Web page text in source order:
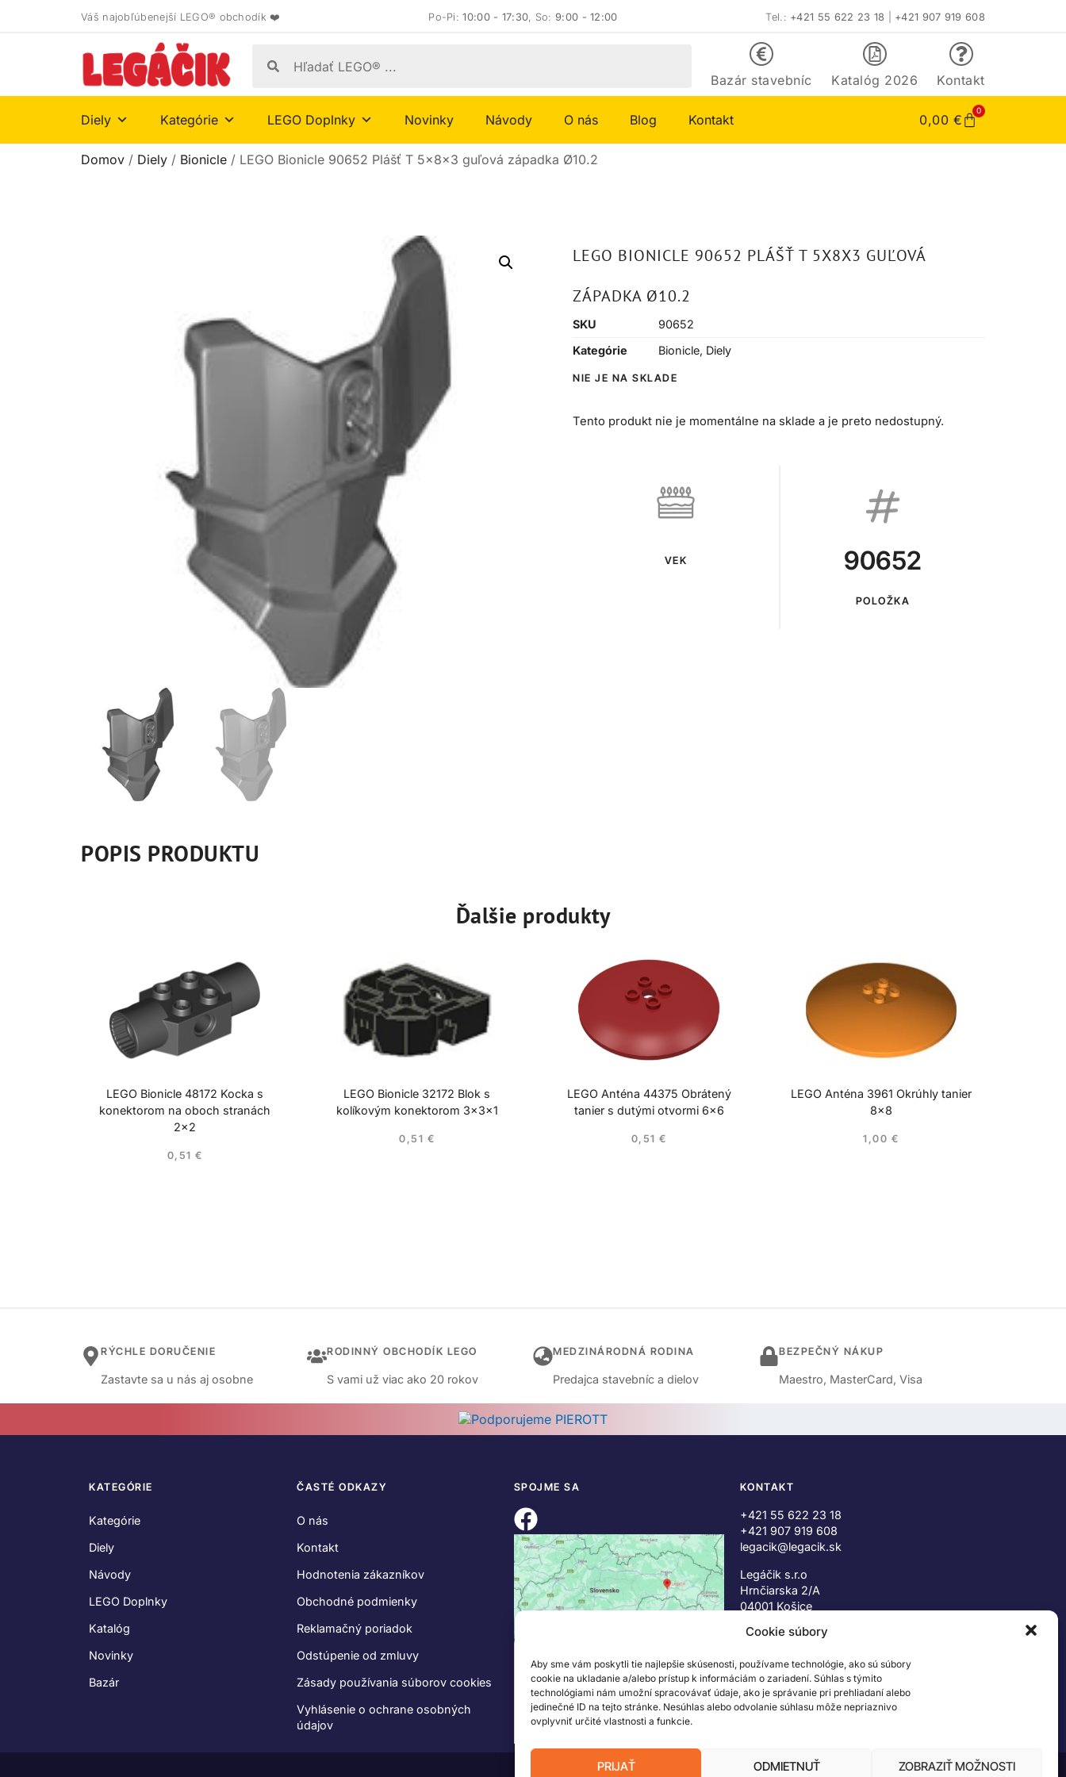
Cookie súbory
Aby sme vám poskytli tie najlepšie skúsenosti, používame technológie, ako sú súbory
cookie na ukladanie a/alebo prístup k informáciám o zariadení. Súhlas s týmito
technológiami nám umožní spracovávať údaje, ako je správanie pri prehliadaní alebo
jedinečné ID na tejto stránke. Nesúhlas alebo odvolanie súhlasu môže nepriaznivo
ovplyvniť určité vlastnosti a funkcie.
PRIJAŤ ODMIETNUŤ ZOBRAZIŤ MOŽNOSTI
Váš najobľúbenejší LEGO® obchodík ❤️ Po-Pi:10:00 - 17:30, So:9:00 - 12:00 Tel.: +421 55 622 23 18 +421 907 919 608
Bazár stavebníc Katalóg 2026 Kontakt
Diely Kategórie LEGO Doplnky Novinky Návody O nás Blog Kontakt 0,00 €
0
Domov / Diely / Bionicle / LEGO Bionicle 90652 Plášť T 5x8x3 guľová západka Ø10.2
LEGO BIONICLE 90652 PLÁŠŤ T 5X8X3 GUĽOVÁ
ZÁPADKA Ø10.2
SKU
90652
Kategórie
Bionicle, Diely
NIE JE NA SKLADE
Tento produkt nie je momentálne na sklade a je preto nedostupný.
VEK 90652
POLOŽKA
POPIS PRODUKTU
Ďalšie produkty
LEGO Bionicle 48172 Kocka s
konektorom na oboch stranách
2×2
0,51€
LEGO Bionicle 32172 Blok s
kolíkovým konektorom 3x3x1
0,51 €
LEGO Anténa 44375 Obrátený
tanier s dutými otvormi 6×6
0,51€
LEGO Anténa 3961 Okrúhly tanier
8×8
1,00 €
RÝCHLE DORUČENIE
Zastavte sa u nás aj osobne
RODINNÝ OBCHODÍK LEGO
S vami už viac ako 20 rokov
MEDZINÁRODNÁ RODINA
Predajca stavebníc a dielov
BEZPEČNÝ NÁKUP
Maestro, MasterCard, Visa
KATEGÓRIE
Kategórie
Diely
Návody
LEGO Doplnky
Katalóg
Novinky
Bazár
ČASTÉ ODKAZY
O nás
Kontakt
Hodnotenia zákazníkov
Obchodné podmienky
Reklamačný poriadok
Odstúpenie od zmluvy
Zásady používania súborov cookies
Vyhlásenie o ochrane osobných
údajov
SPOJME SA KONTAKT
+421 55 622 23 18
+421 907 919 608
legacik@legacik.sk
Legáčik s.r.o
Hrnčiarska 2/A
04001 Košice
IČ DPH: SK2023978330